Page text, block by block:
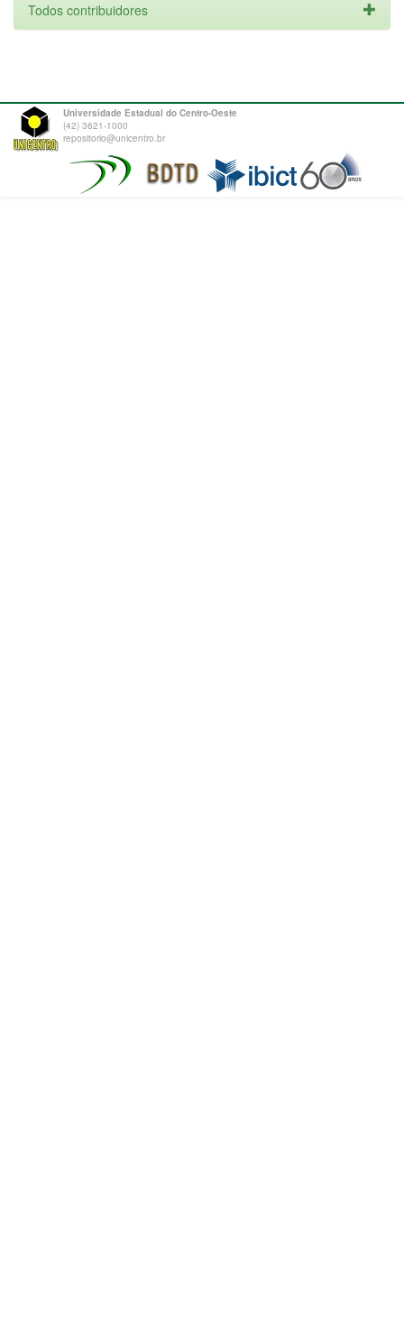
Todos contribuidores
Universidade Estadual do Centro-Oeste
(42) 3621-1000
repositorio@unicentro.br